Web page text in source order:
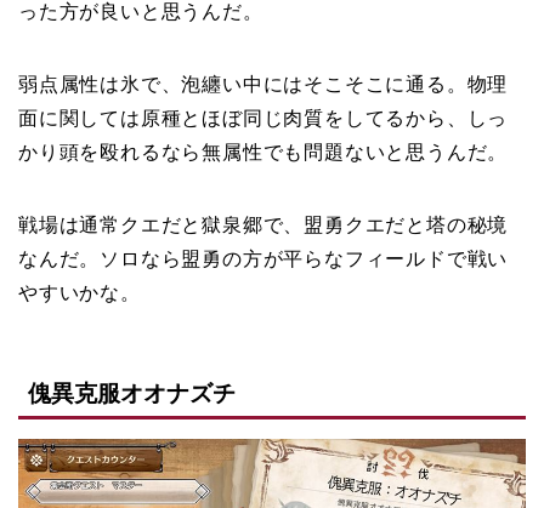
った方が良いと思うんだ。
弱点属性は氷で、泡纏い中にはそこそこに通る。物理
面に関しては原種とほぼ同じ肉質をしてるから、しっ
かり頭を殴れるなら無属性でも問題ないと思うんだ。
戦場は通常クエだと獄泉郷で、盟勇クエだと塔の秘境
なんだ。ソロなら盟勇の方が平らなフィールドで戦い
やすいかな。
傀異克服オオナズチ